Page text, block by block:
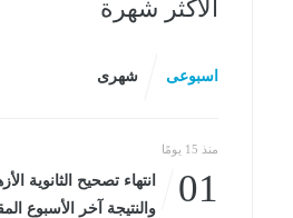
الأكثر شهرة
اسبوعى شهرى
منذ 15 يومًا
01
انتهاء تصحيح الثانوية
والنتيجة آخر الأسبوع